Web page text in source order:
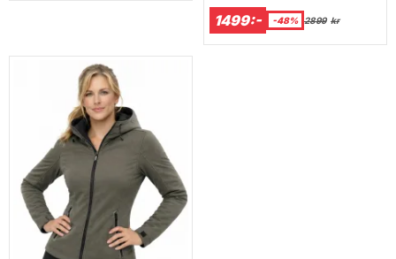
1499:- -48% 2899 kr